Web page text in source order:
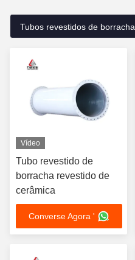
Tubos revestidos de borracha
Vídeo
Tubo revestido de
borracha revestido de
cerâmica
Converse Agora '